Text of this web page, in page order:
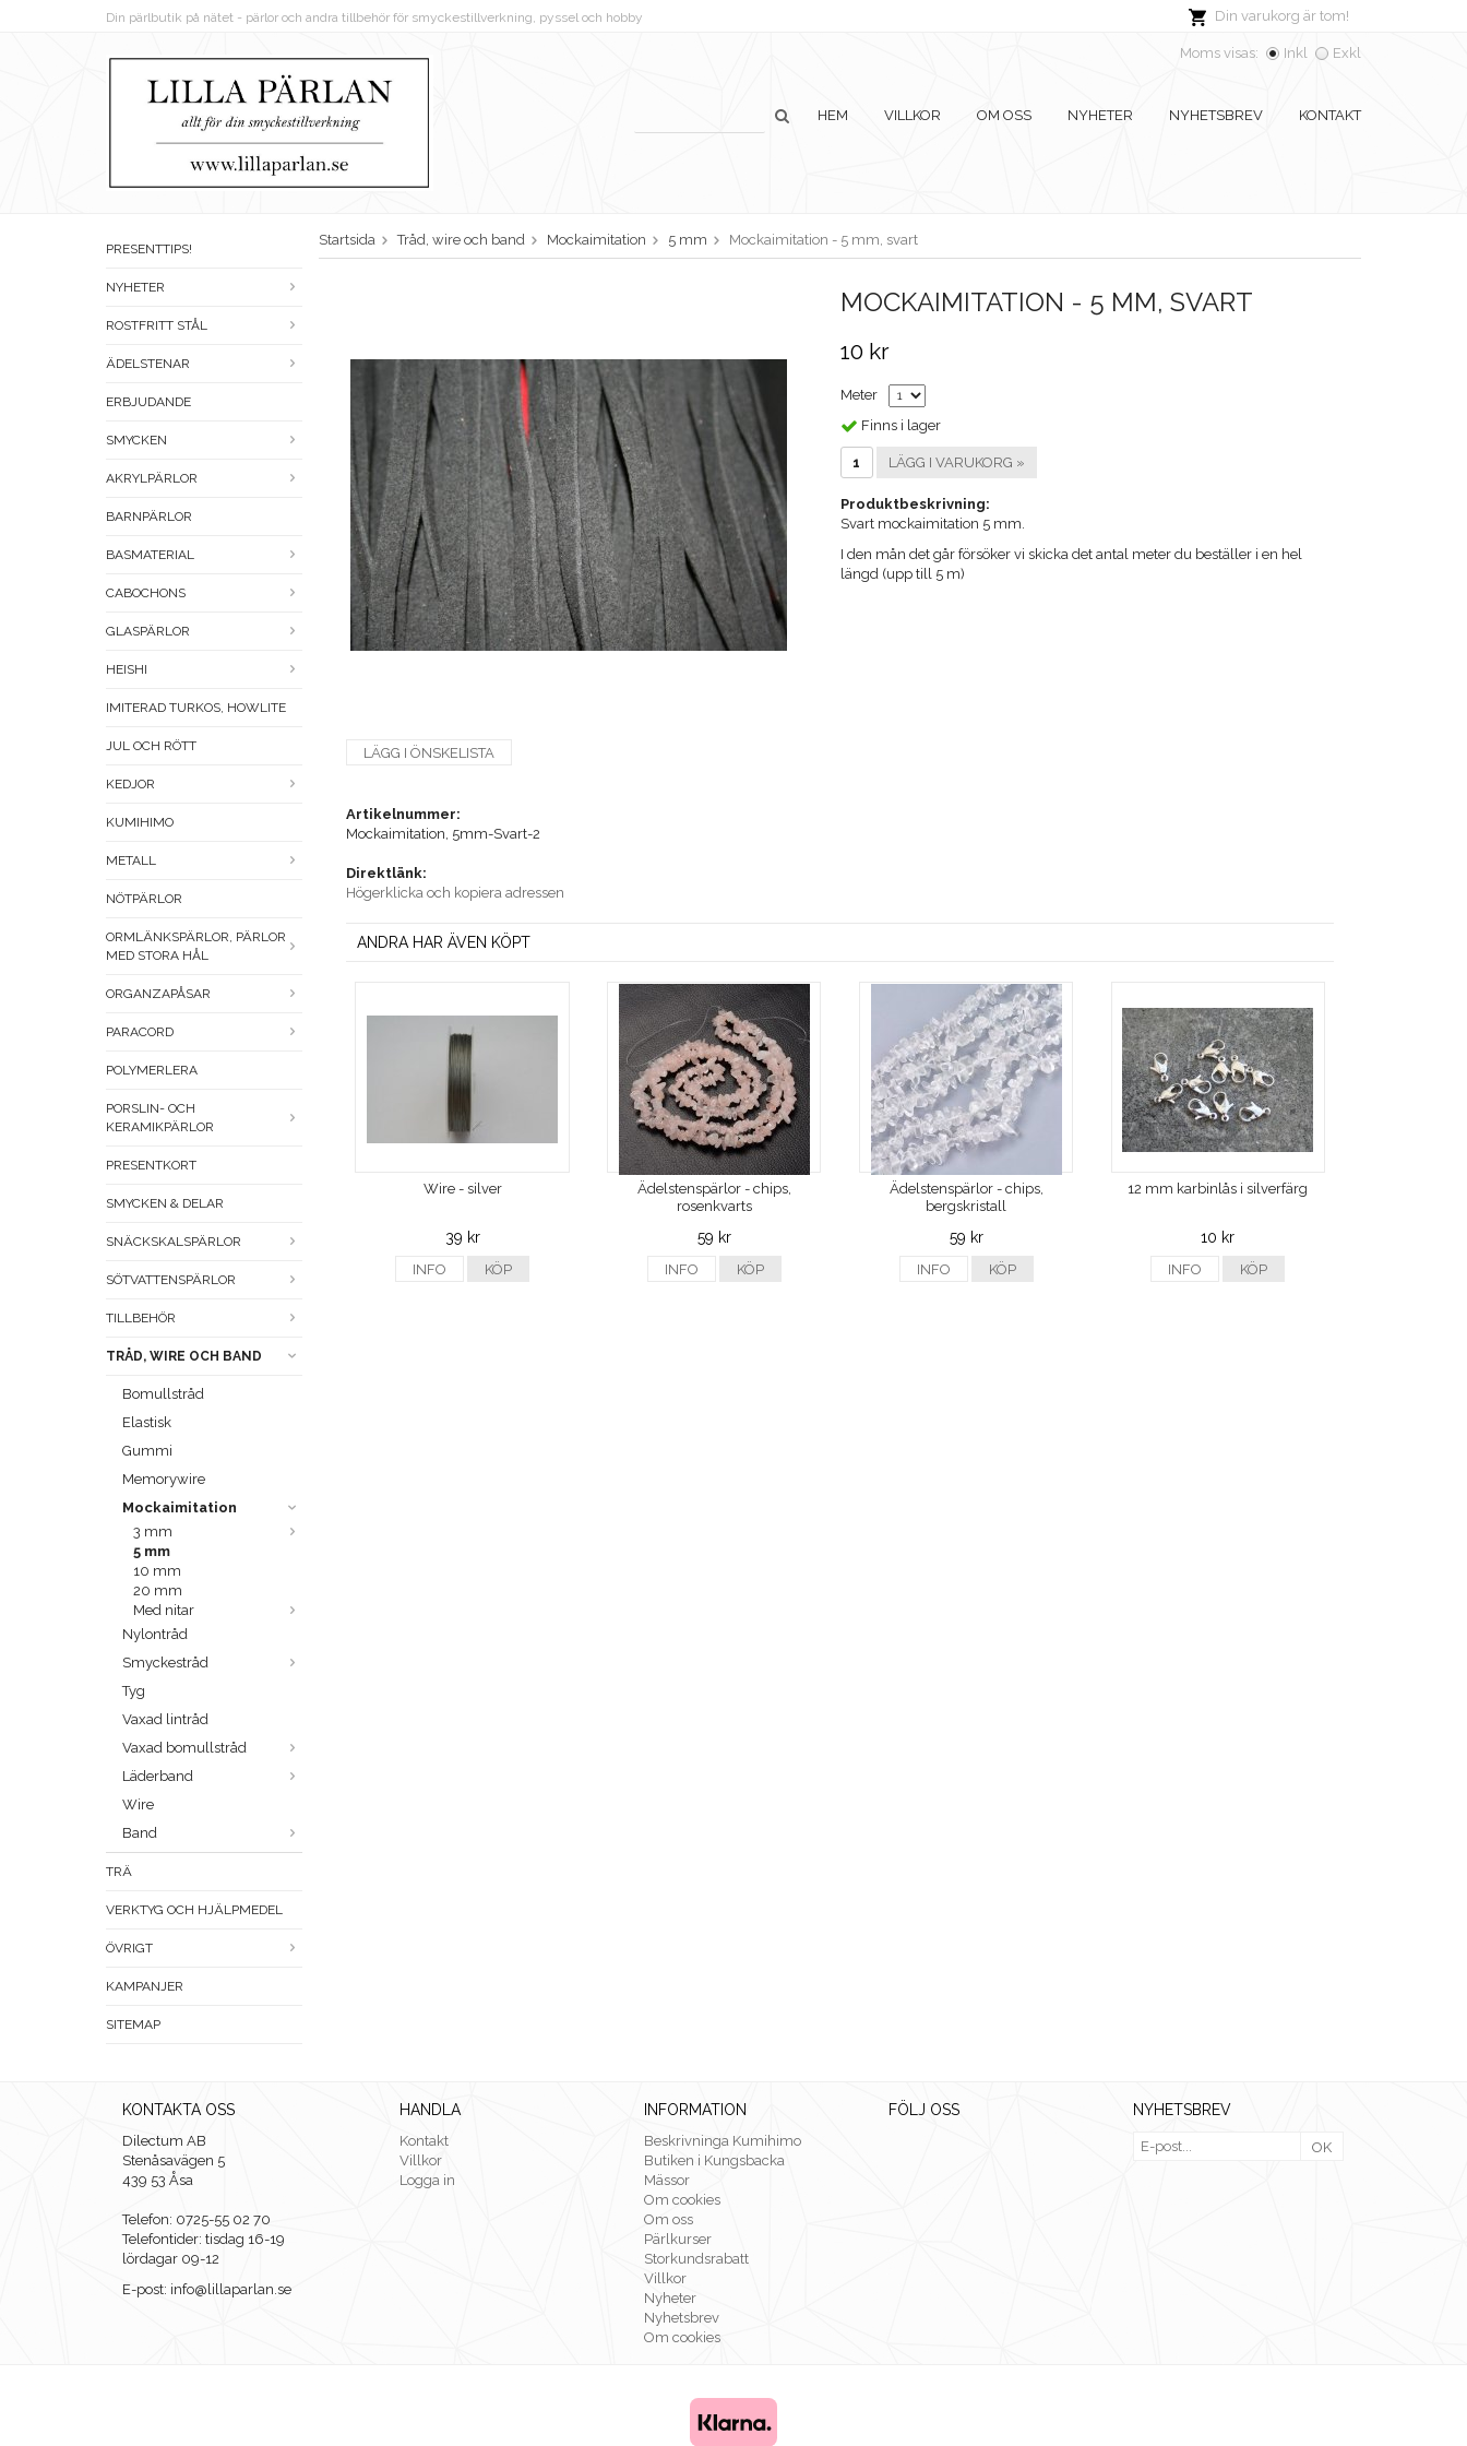
Din varukorg är tom!
Din pärlbutik på nätet - pärlor och andra tillbehör för smyckestillverkning, pyssel och hobby
Moms visas: Inkl Exkl
HEM VILLKOR OM OSS NYHETER NYHETSBREV KONTAKT
PRESENTTIPS!
NYHETER
ROSTFRITT STÅL
ÄDELSTENAR
ERBJUDANDE
SMYCKEN
AKRYLPÄRLOR
BARNPÄRLOR
BASMATERIAL
CABOCHONS
GLASPÄRLOR
HEISHI
IMITERAD TURKOS, HOWLITE
JUL OCH RÖTT
KEDJOR
KUMIHIMO
METALL
NÖTPÄRLOR
ORMLÄNKSPÄRLOR, PÄRLOR
MED STORA HÅL
ORGANZAPÅSAR
PARACORD
POLYMERLERA
PORSLIN- OCH
KERAMIKPÄRLOR
PRESENTKORT
SMYCKEN & DELAR
SNÄCKSKALSPÄRLOR
SÖTVATTENSPÄRLOR
TILLBEHÖR
TRÅD, WIRE OCH BAND
Bomullstråd
Elastisk
Gummi
Memorywire
Mockaimitation
3 mm
5 mm
10 mm
20 mm
Med nitar
Nylontråd
Smyckestråd
Tyg
Vaxad lintråd
Vaxad bomullstråd
Läderband
Wire
Band
TRÄ
VERKTYG OCH HJÄLPMEDEL
ÖVRIGT
KAMPANJER
SITEMAP
Startsida Tråd, wire och band Mockaimitation 5 mm Mockaimitation - 5 mm, svart
MOCKAIMITATION - 5 MM, SVART
10 kr
Meter
Finns i lager
LÄGG I VARUKORG »
Produktbeskrivning:
Svart mockaimitation 5 mm.
I den mån det går försöker vi skicka det antal meter du beställer i en hel
längd (upp till 5 m)
LÄGG I ÖNSKELISTA
Artikelnummer:
Mockaimitation, 5mm-Svart-2
Direktlänk:
Högerklicka och kopiera adressen
ANDRA HAR ÄVEN KÖPT
Wire - silver
39 kr
INFO KÖP
Ädelstenspärlor - chips,
rosenkvarts
59 kr
INFO KÖP
Ädelstenspärlor - chips,
bergskristall
59 kr
INFO KÖP
12 mm karbinlås i silverfärg
10 kr
INFO KÖP
KONTAKTA OSS
Dilectum AB
Stenåsavägen 5
439 53 Åsa
Telefon: 0725-55 02 70
Telefontider: tisdag 16-19
lördagar 09-12
E-post: info@lillaparlan.se
HANDLA
Kontakt
Villkor
Logga in
INFORMATION
Beskrivninga Kumihimo
Butiken i Kungsbacka
Mässor
Om cookies
Om oss
Pärlkurser
Storkundsrabatt
Villkor
Nyheter
Nyhetsbrev
Om cookies
FÖLJ OSS NYHETSBREV
OK